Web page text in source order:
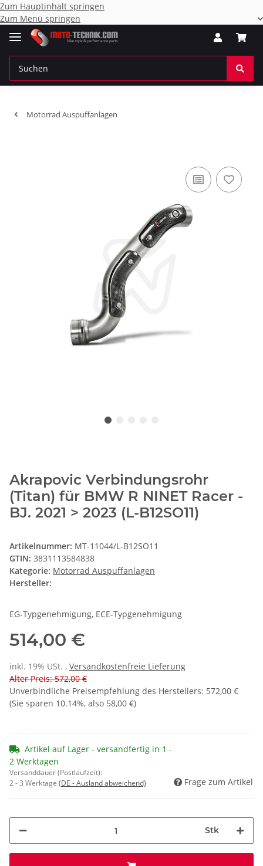
Zum Hauptinhalt springen
Zum Menü springen
Motorrad Auspuffanlagen
Akrapovic Verbindungsrohr
(Titan) für BMW R NINET Racer -
BJ. 2021 > 2023 (L-B12SO11)
Artikelnummer: MT-11044/L-B12SO11
GTIN: 3831113584838
Kategorie: Motorrad Auspuffanlagen
Hersteller:
EG-Typgenehmigung, ECE-Typgenehmigung
514,00 €
inkl. 19% USt. , Versandkostenfreie Lieferung
Alter Preis: 572,00 €
Unverbindliche Preisempfehlung des Herstellers: 572,00 €
(Sie sparen 10.14%, also 58,00 €)
Artikel auf Lager - versandfertig in 1 -
2 Werktagen
Versanddauer (Postlaufzeit):
2 - 3 Werktage (DE - Ausland abweichend) Frage zum Artikel
Stk